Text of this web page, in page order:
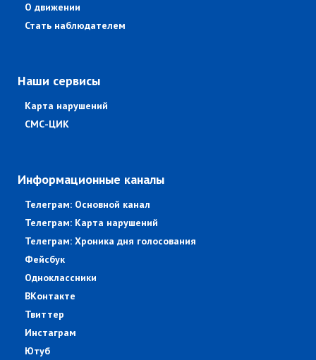
О движении
Стать наблюдателем
Наши сервисы
Карта нарушений
СМС-ЦИК
Информационные каналы
Телеграм: Основной канал
Телеграм: Карта нарушений
Телеграм: Хроника дня голосования
Фейсбук
Одноклассники
ВКонтакте
Твиттер
Инстаграм
Ютуб